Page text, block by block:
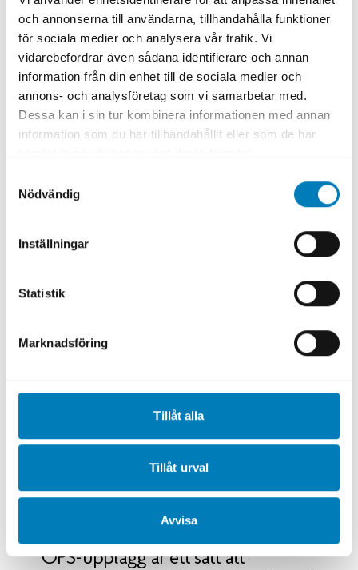
och annonserna till användarna, tillhandahålla funktioner
för sociala medier och analysera vår trafik. Vi
vidarebefordrar även sådana identifierare och annan
information från din enhet till de sociala medier och
annons- och analysföretag som vi samarbetar med.
Dessa kan i sin tur kombinera informationen med annan
information som du har tillhandahållit eller som de har
Nödvändig
Inställningar
Statistik
Marknadsföring
Tillåt alla
Tillåt urval
Avvisa
OPS skapar långsiktighet och
kvalitet
Enligt A-Train bidrar OPS till tydligt ansvar,
långsiktighet och starka incitament att
skick, vilket driver hög standard inom
För Sverige innebär OPS en möjlighet att
parallellt, utan att hela finansieringen
behöver tas direkt via statsbudgeten. Det är
särskilt relevant i en tid med ökade krav på
transporter, beredskap och robust
tillsammans med privata och offentliga
aktörer, möjliggöra investeringar som stärker
OPS-upplägg är ett sätt att